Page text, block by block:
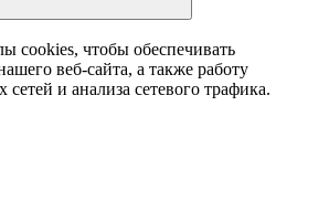
cookies, чтобы обеспечивать
веб-сайта, а также работу
и анализа сетевого трафика.